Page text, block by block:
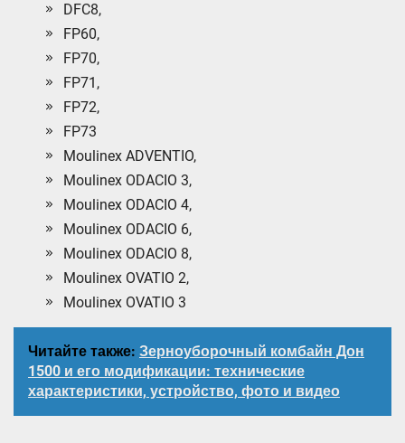
DFC8,
FP60,
FP70,
FP71,
FP72,
FP73
Moulinex ADVENTIO,
Moulinex ODACIO 3,
Moulinex ODACIO 4,
Moulinex ODACIO 6,
Moulinex ODACIO 8,
Moulinex OVATIO 2,
Moulinex OVATIO 3
Читайте также: Зерноуборочный комбайн Дон
1500 и его модификации: технические
характеристики, устройство, фото и видео